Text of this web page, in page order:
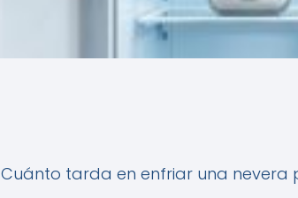
Cuánto tarda en enfriar una nevera